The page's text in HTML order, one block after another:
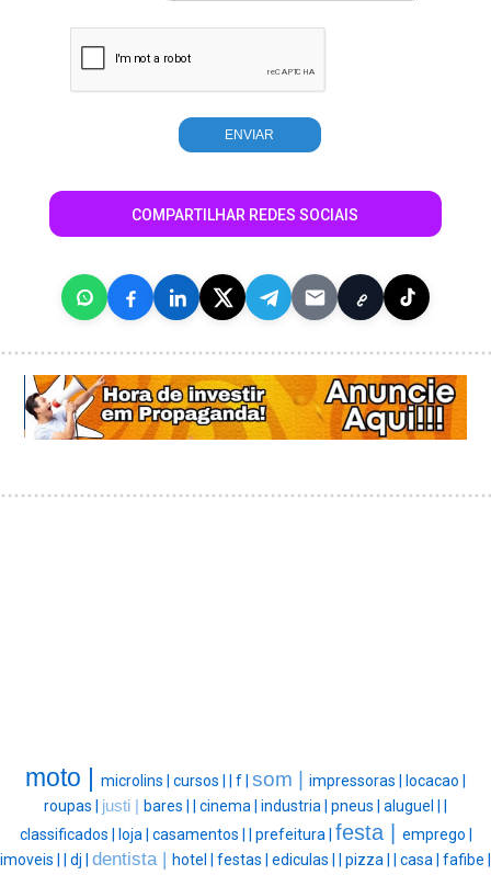
COMPARTILHAR REDES SOCIAIS
moto | microlins | cursos | | f | som | impressoras | locacao |
roupas | justi | bares | | cinema | industria | pneus | aluguel | |
classificados | loja | casamentos | | prefeitura | festa | emprego |
imoveis | | dj | dentista | hotel | festas | ediculas | | pizza | | casa | fafibe |